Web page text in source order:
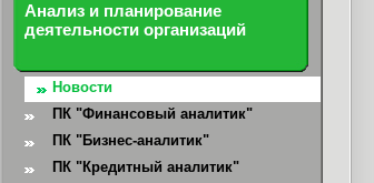
Анализ и планирование
деятельности организаций
Новости
ПК "Финансовый аналитик"
ПК "Бизнес-аналитик"
ПК "Кредитный аналитик"